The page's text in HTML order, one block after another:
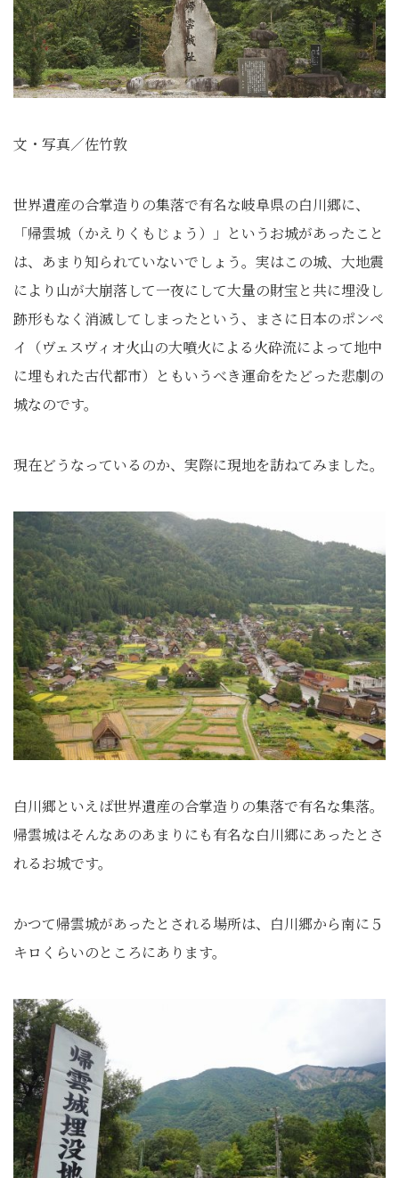
文・写真／佐竹敦
世界遺産の合掌造りの集落で有名な岐阜県の白川郷に、
「帰雲城（かえりくもじょう）」というお城があったこと
は、あまり知られていないでしょう。実はこの城、大地震
により山が大崩落して一夜にして大量の財宝と共に埋没し
跡形もなく消滅してしまったという、まさに日本のポンペ
イ（ヴェスヴィオ火山の大噴火による火砕流によって地中
に埋もれた古代都市）ともいうべき運命をたどった悲劇の
城なのです。
現在どうなっているのか、実際に現地を訪ねてみました。
白川郷といえば世界遺産の合掌造りの集落で有名な集落。
帰雲城はそんなあのあまりにも有名な白川郷にあったとさ
れるお城です。
かつて帰雲城があったとされる場所は、白川郷から南に５
キロくらいのところにあります。